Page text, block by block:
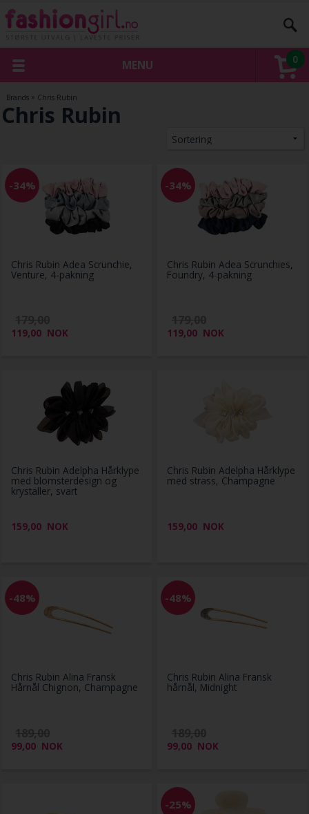
0
MENU
Brands » Chris Rubin
Chris Rubin
-34%
Chris Rubin Adea Scrunchie,
Venture, 4-pakning
119,00 NOK
-34%
Chris Rubin Adea Scrunchies,
Foundry, 4-pakning
119,00 NOK
Chris Rubin Adelpha Hårklype
med blomsterdesign og
krystaller, svart
159,00 NOK
Chris Rubin Adelpha Hårklype
med strass, Champagne
159,00 NOK
-48%
Chris Rubin Alina Fransk
Hårnål Chignon, Champagne
99,00 NOK
-48%
Chris Rubin Alina Fransk
hårnål, Midnight
99,00 NOK
-25%